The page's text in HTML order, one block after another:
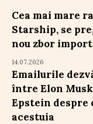
Cea mai mare
Starship, se
nou zbor
14.07.2026
Emailurile
între Elon
Epstein despre
acestuia